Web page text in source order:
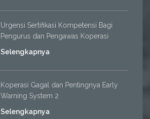
Urgensi Sertifikasi Kompetensi Bagi
Pengurus dan Pengawas Koperasi
Selengkapnya
Koperasi Gagal dan Pentingnya Early
Warning System 2
Selengkapnya